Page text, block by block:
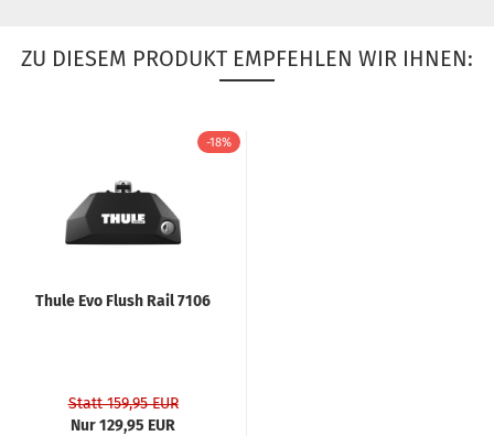
ZU DIESEM PRODUKT EMPFEHLEN WIR IHNEN:
-18%
Thule Evo Flush Rail 7106
Statt 159,95 EUR
Nur 129,95 EUR